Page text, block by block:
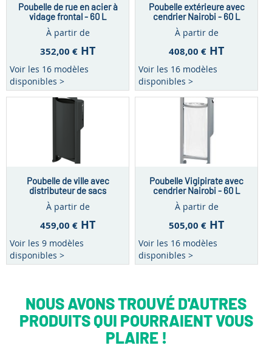
Poubelle de rue en acier à
vidage frontal - 60 L
À partir de
352,00 € HT
Voir les 16 modèles
disponibles >
Poubelle extérieure avec
cendrier Nairobi - 60 L
À partir de
408,00 € HT
Voir les 16 modèles
disponibles >
Poubelle de ville avec
distributeur de sacs
canins - 60 L
À partir de
459,00 € HT
Voir les 9 modèles
disponibles >
Poubelle Vigipirate avec
cendrier Nairobi - 60 L
À partir de
505,00 € HT
Voir les 16 modèles
disponibles >
NOUS AVONS TROUVÉ D'AUTRES
PRODUITS QUI POURRAIENT VOUS
PLAIRE !